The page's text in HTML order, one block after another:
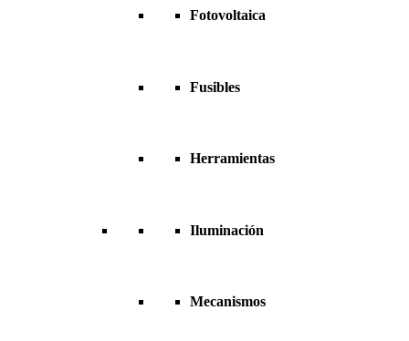
Fotovoltaica
Fusibles
Herramientas
Iluminación
Mecanismos